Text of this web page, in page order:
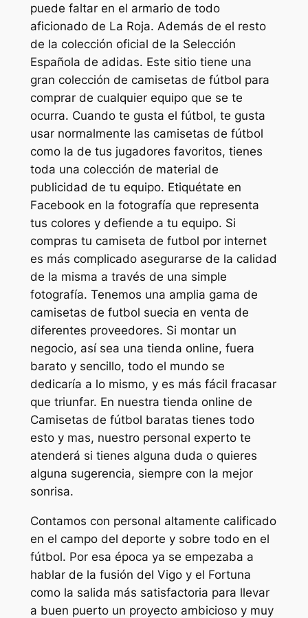
puede faltar en el armario de todo
aficionado de La Roja. Además de el resto
de la colección oficial de la Selección
Española de adidas. Este sitio tiene una
gran colección de camisetas de fútbol para
comprar de cualquier equipo que se te
ocurra. Cuando te gusta el fútbol, te gusta
usar normalmente las camisetas de fútbol
como la de tus jugadores favoritos, tienes
toda una colección de material de
publicidad de tu equipo. Etiquétate en
Facebook en la fotografía que representa
tus colores y defiende a tu equipo. Si
compras tu camiseta de futbol por internet
es más complicado asegurarse de la calidad
de la misma a través de una simple
fotografía. Tenemos una amplia gama de
camisetas de futbol suecia en venta de
diferentes proveedores. Si montar un
negocio, así sea una tienda online, fuera
barato y sencillo, todo el mundo se
dedicaría a lo mismo, y es más fácil fracasar
que triunfar. En nuestra tienda online de
Camisetas de fútbol baratas tienes todo
esto y mas, nuestro personal experto te
atenderá si tienes alguna duda o quieres
alguna sugerencia, siempre con la mejor
sonrisa.
Contamos con personal altamente calificado
en el campo del deporte y sobre todo en el
fútbol. Por esa época ya se empezaba a
hablar de la fusión del Vigo y el Fortuna
como la salida más satisfactoria para llevar
a buen puerto un proyecto ambicioso y muy